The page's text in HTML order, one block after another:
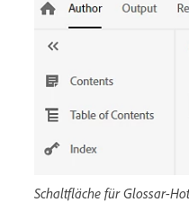
Schaltfläche für Glossar-